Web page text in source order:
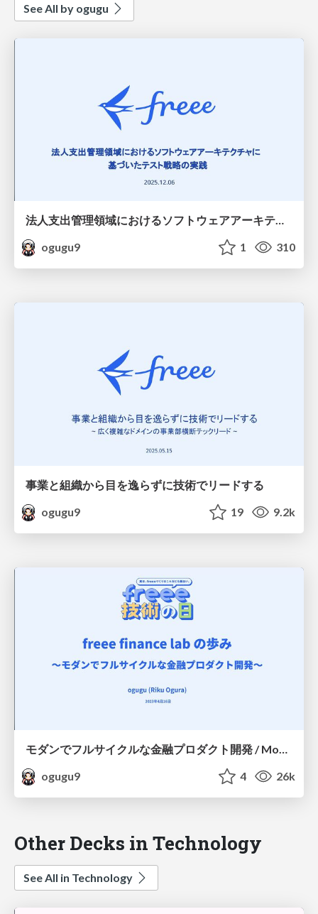
See All by ogugu
法人支出管理領域におけるソフトウェアアーキテクチャに基づいたテスト戦略の実践
ogugu9
1 310
事業と組織から目を逸らずに技術でリードする
ogugu9
19 9.2k
モダンでフルサイクルな金融プロダクト開発 / Modern full-cycle financial product development
ogugu9
4 26k
Other Decks in Technology
See All in Technology